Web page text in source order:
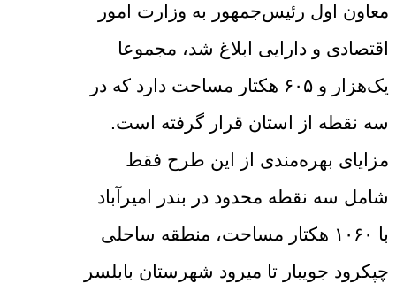
معاون اول رئیس‌جمهور به وزارت امور
اقتصادی و دارایی ابلاغ شد، مجموعا
یک‌هزار و ۶۰۵ هکتار مساحت دارد که در
سه نقطه از استان قرار گرفته است.
مزایای بهره‌مندی از این طرح فقط
شامل سه نقطه محدود در بندر امیرآباد
با ۱۰۶۰ هکتار مساحت، منطقه ساحلی
چپکرود جویبار تا میرود شهرستان بابلسر